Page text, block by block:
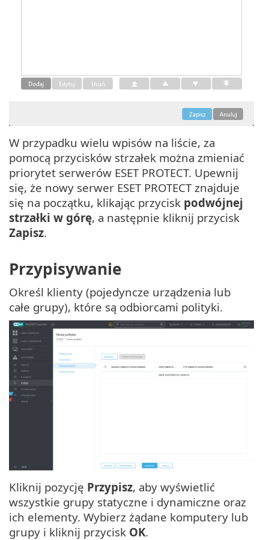
W przypadku wielu wpisów na liście, za
pomocą przycisków strzałek można zmieniać
priorytet serwerów ESET PROTECT. Upewnij
się, że nowy serwer ESET PROTECT znajduje
się na początku, klikając przycisk podwójnej
strzałki w górę, a następnie kliknij przycisk
Zapisz.
Przypisywanie
Określ klienty (pojedyncze urządzenia lub
całe grupy), które są odbiorcami polityki.
Kliknij pozycję Przypisz, aby wyświetlić
wszystkie grupy statyczne i dynamiczne oraz
ich elementy. Wybierz żądane komputery lub
grupy i kliknij przycisk OK.